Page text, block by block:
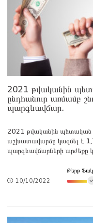
2021 թվականին
ընդհանուր առմամբ
պարգևավճար.
2021 թվականին պետական
աշխատավարձը կազմել է
պարգևավճարների արժեքը
10/10/2022
Թերթ